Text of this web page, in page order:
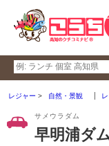
レジャー 自然・景観
サメウラダム
早明浦ダ